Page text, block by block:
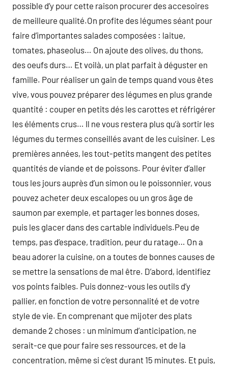
possible d’y pour cette raison procurer des accesoires
de meilleure qualité.On profite des légumes séant pour
faire d’importantes salades composées : laitue,
tomates, phaseolus… On ajoute des olives, du thons,
des oeufs durs… Et voilà, un plat parfait à déguster en
famille. Pour réaliser un gain de temps quand vous êtes
vive, vous pouvez préparer des légumes en plus grande
quantité : couper en petits dés les carottes et réfrigérer
les éléments crus… Il ne vous restera plus qu’à sortir les
légumes du termes conseillés avant de les cuisiner. Les
premières années, les tout-petits mangent des petites
quantités de viande et de poissons. Pour éviter d’aller
tous les jours auprès d’un simon ou le poissonnier, vous
pouvez acheter deux escalopes ou un gros âge de
saumon par exemple, et partager les bonnes doses,
puis les glacer dans des cartable individuels.Peu de
temps, pas d’espace, tradition, peur du ratage… On a
beau adorer la cuisine, on a toutes de bonnes causes de
se mettre la sensations de mal être. D’abord, identifiez
vos points faibles. Puis donnez-vous les outils d’y
pallier, en fonction de votre personnalité et de votre
style de vie. En comprenant que mijoter des plats
demande 2 choses : un minimum d’anticipation, ne
serait-ce que pour faire ses ressources, et de la
concentration, même si c’est durant 15 minutes. Et puis,